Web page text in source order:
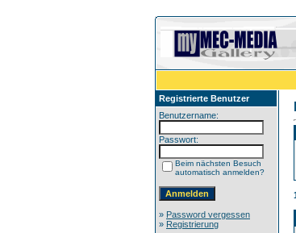
Registrierte Benutzer
Benutzername:
Passwort:
Beim nächsten Besuch
automatisch anmelden?
» Password vergessen
» Registrierung